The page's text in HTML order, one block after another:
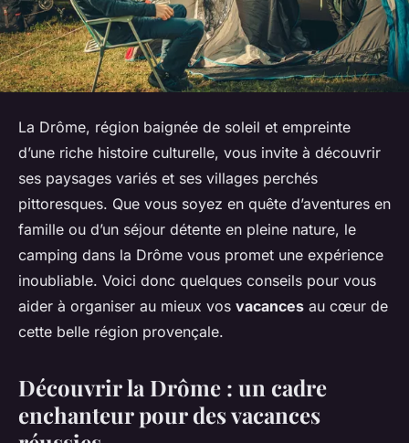
La Drôme, région baignée de soleil et empreinte
d’une riche histoire culturelle, vous invite à découvrir
ses paysages variés et ses villages perchés
pittoresques. Que vous soyez en quête d’aventures en
famille ou d’un séjour détente en pleine nature, le
camping dans la Drôme vous promet une expérience
inoubliable. Voici donc quelques conseils pour vous
aider à organiser au mieux vos vacances au cœur de
cette belle région provençale.
Découvrir la Drôme : un cadre
enchanteur pour des vacances